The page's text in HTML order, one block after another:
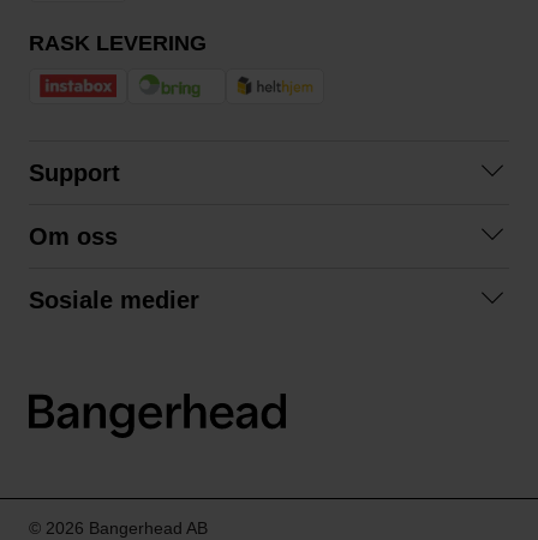
RASK LEVERING
Support
Kjøpsvilkår
Om oss
Sosiale medier
LinkedIn
© 2026 Bangerhead AB